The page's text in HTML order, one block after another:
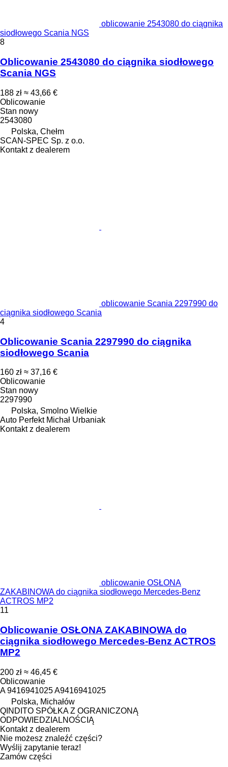
oblicowanie 2543080 do ciągnika
siodłowego Scania NGS
8
Oblicowanie 2543080 do ciągnika siodłowego
Scania NGS
188 zł ≈ 43,66 €
Oblicowanie
Stan nowy
2543080
Polska, Chełm
SCAN-SPEC Sp. z o.o.
Kontakt z dealerem
oblicowanie Scania 2297990 do
ciągnika siodłowego Scania
4
Oblicowanie Scania 2297990 do ciągnika
siodłowego Scania
160 zł ≈ 37,16 €
Oblicowanie
Stan nowy
2297990
Polska, Smolno Wielkie
Auto Perfekt Michał Urbaniak
Kontakt z dealerem
oblicowanie OSŁONA
ZAKABINOWA do ciągnika siodłowego Mercedes-Benz
ACTROS MP2
11
Oblicowanie OSŁONA ZAKABINOWA do
ciągnika siodłowego Mercedes-Benz ACTROS
MP2
200 zł ≈ 46,45 €
Oblicowanie
A 9416941025 A9416941025
Polska, Michałów
QINDITO SPÓŁKA Z OGRANICZONĄ
ODPOWIEDZIALNOŚCIĄ
Kontakt z dealerem
Nie możesz znaleźć części?
Wyślij zapytanie teraz!
Zamów części